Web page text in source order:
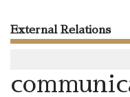
External Relations